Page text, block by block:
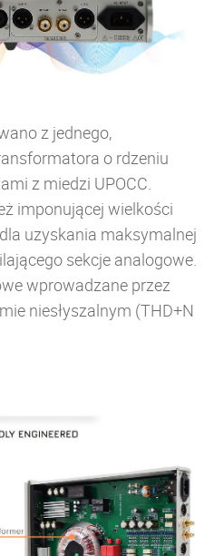
z jednego,
o rdzeniu
z miedzi UPOCC.
imponującej wielkości
uzyskania maksymalnej
sekcje analogowe.
wprowadzane przez
niesłyszalnym (THD+N